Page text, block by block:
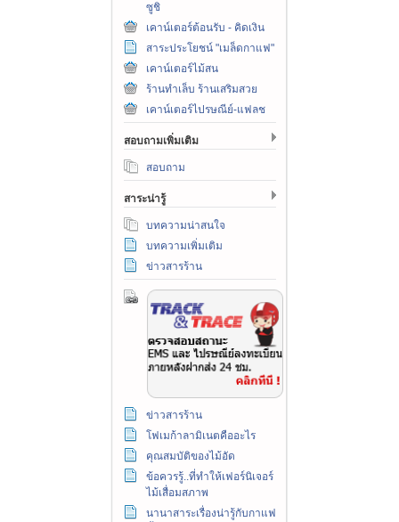
ซูชิ
เคาน์เตอร์ต้อนรับ - คิดเงิน
สาระประโยชน์ "เมล็ดกาแฟ"
เคาน์เตอร์ไม้สน
ร้านทำเล็บ ร้านเสริมสวย
เคาน์เตอร์ไปรษณีย์-แฟลช
สอบถามเพิ่มเติม
สอบถาม
สาระน่ารู้
บทความน่าสนใจ
บทความเพิ่มเติม
ข่าวสารร้าน
ข่าวสารร้าน
โฟเมก้าลามิเนตคืออะไร
คุณสมบัติของไม้อัด
ข้อควรรู้..ที่ทำให้เฟอร์นิเจอร์
ไม้เสื่อมสภาพ
นานาสาระเรื่องน่ารู้กับกาแฟ